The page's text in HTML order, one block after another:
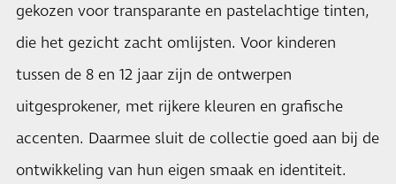
gekozen voor transparante en pastelachtige tinten,
die het gezicht zacht omlijsten. Voor kinderen
tussen de 8 en 12 jaar zijn de ontwerpen
uitgesprokener, met rijkere kleuren en grafische
accenten. Daarmee sluit de collectie goed aan bij de
ontwikkeling van hun eigen smaak en identiteit.